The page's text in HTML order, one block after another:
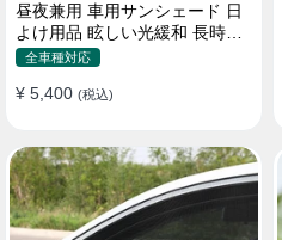
昼夜兼用 車用サンシェード 日
よけ用品 眩しい光緩和 長時間
運転 特殊遮光素材
全車種対応
¥ 5,400 (税込)